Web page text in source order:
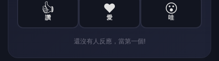
👍
讚
❤️
愛
😮
哇
還沒有人反應，當第一個!